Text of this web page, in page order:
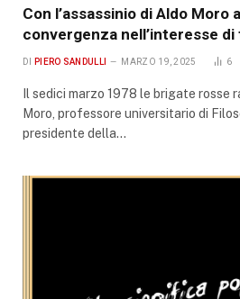
Con l’assassinio di Aldo Moro
convergenza nell’interesse
DI PIERO SANDULLI MARZO 19, 2025 6
Il sedici marzo 1978 le brigate rosse
Moro, professore universitario di
presidente della…